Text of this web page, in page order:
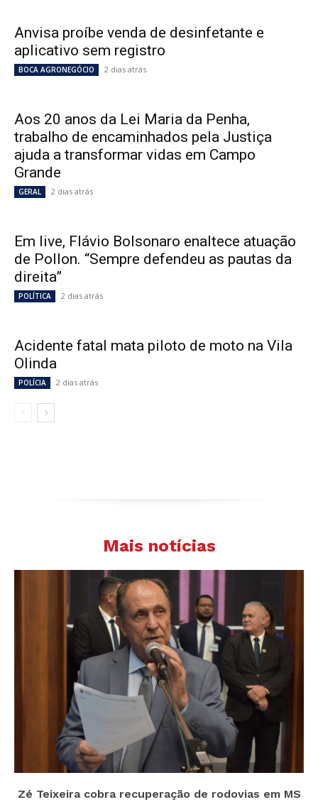
Anvisa proíbe venda de desinfetante e
aplicativo sem registro
BOCA AGRONEGÓCIO 2 dias atrás
Aos 20 anos da Lei Maria da Penha,
trabalho de encaminhados pela Justiça
ajuda a transformar vidas em Campo
Grande
GERAL 2 dias atrás
Em live, Flávio Bolsonaro enaltece atuação
de Pollon. “Sempre defendeu as pautas da
direita”
POLÍTICA 2 dias atrás
Acidente fatal mata piloto de moto na Vila
Olinda
POLÍCIA 2 dias atrás
Mais notícias
Zé Teixeira cobra recuperação de rodovias em MS